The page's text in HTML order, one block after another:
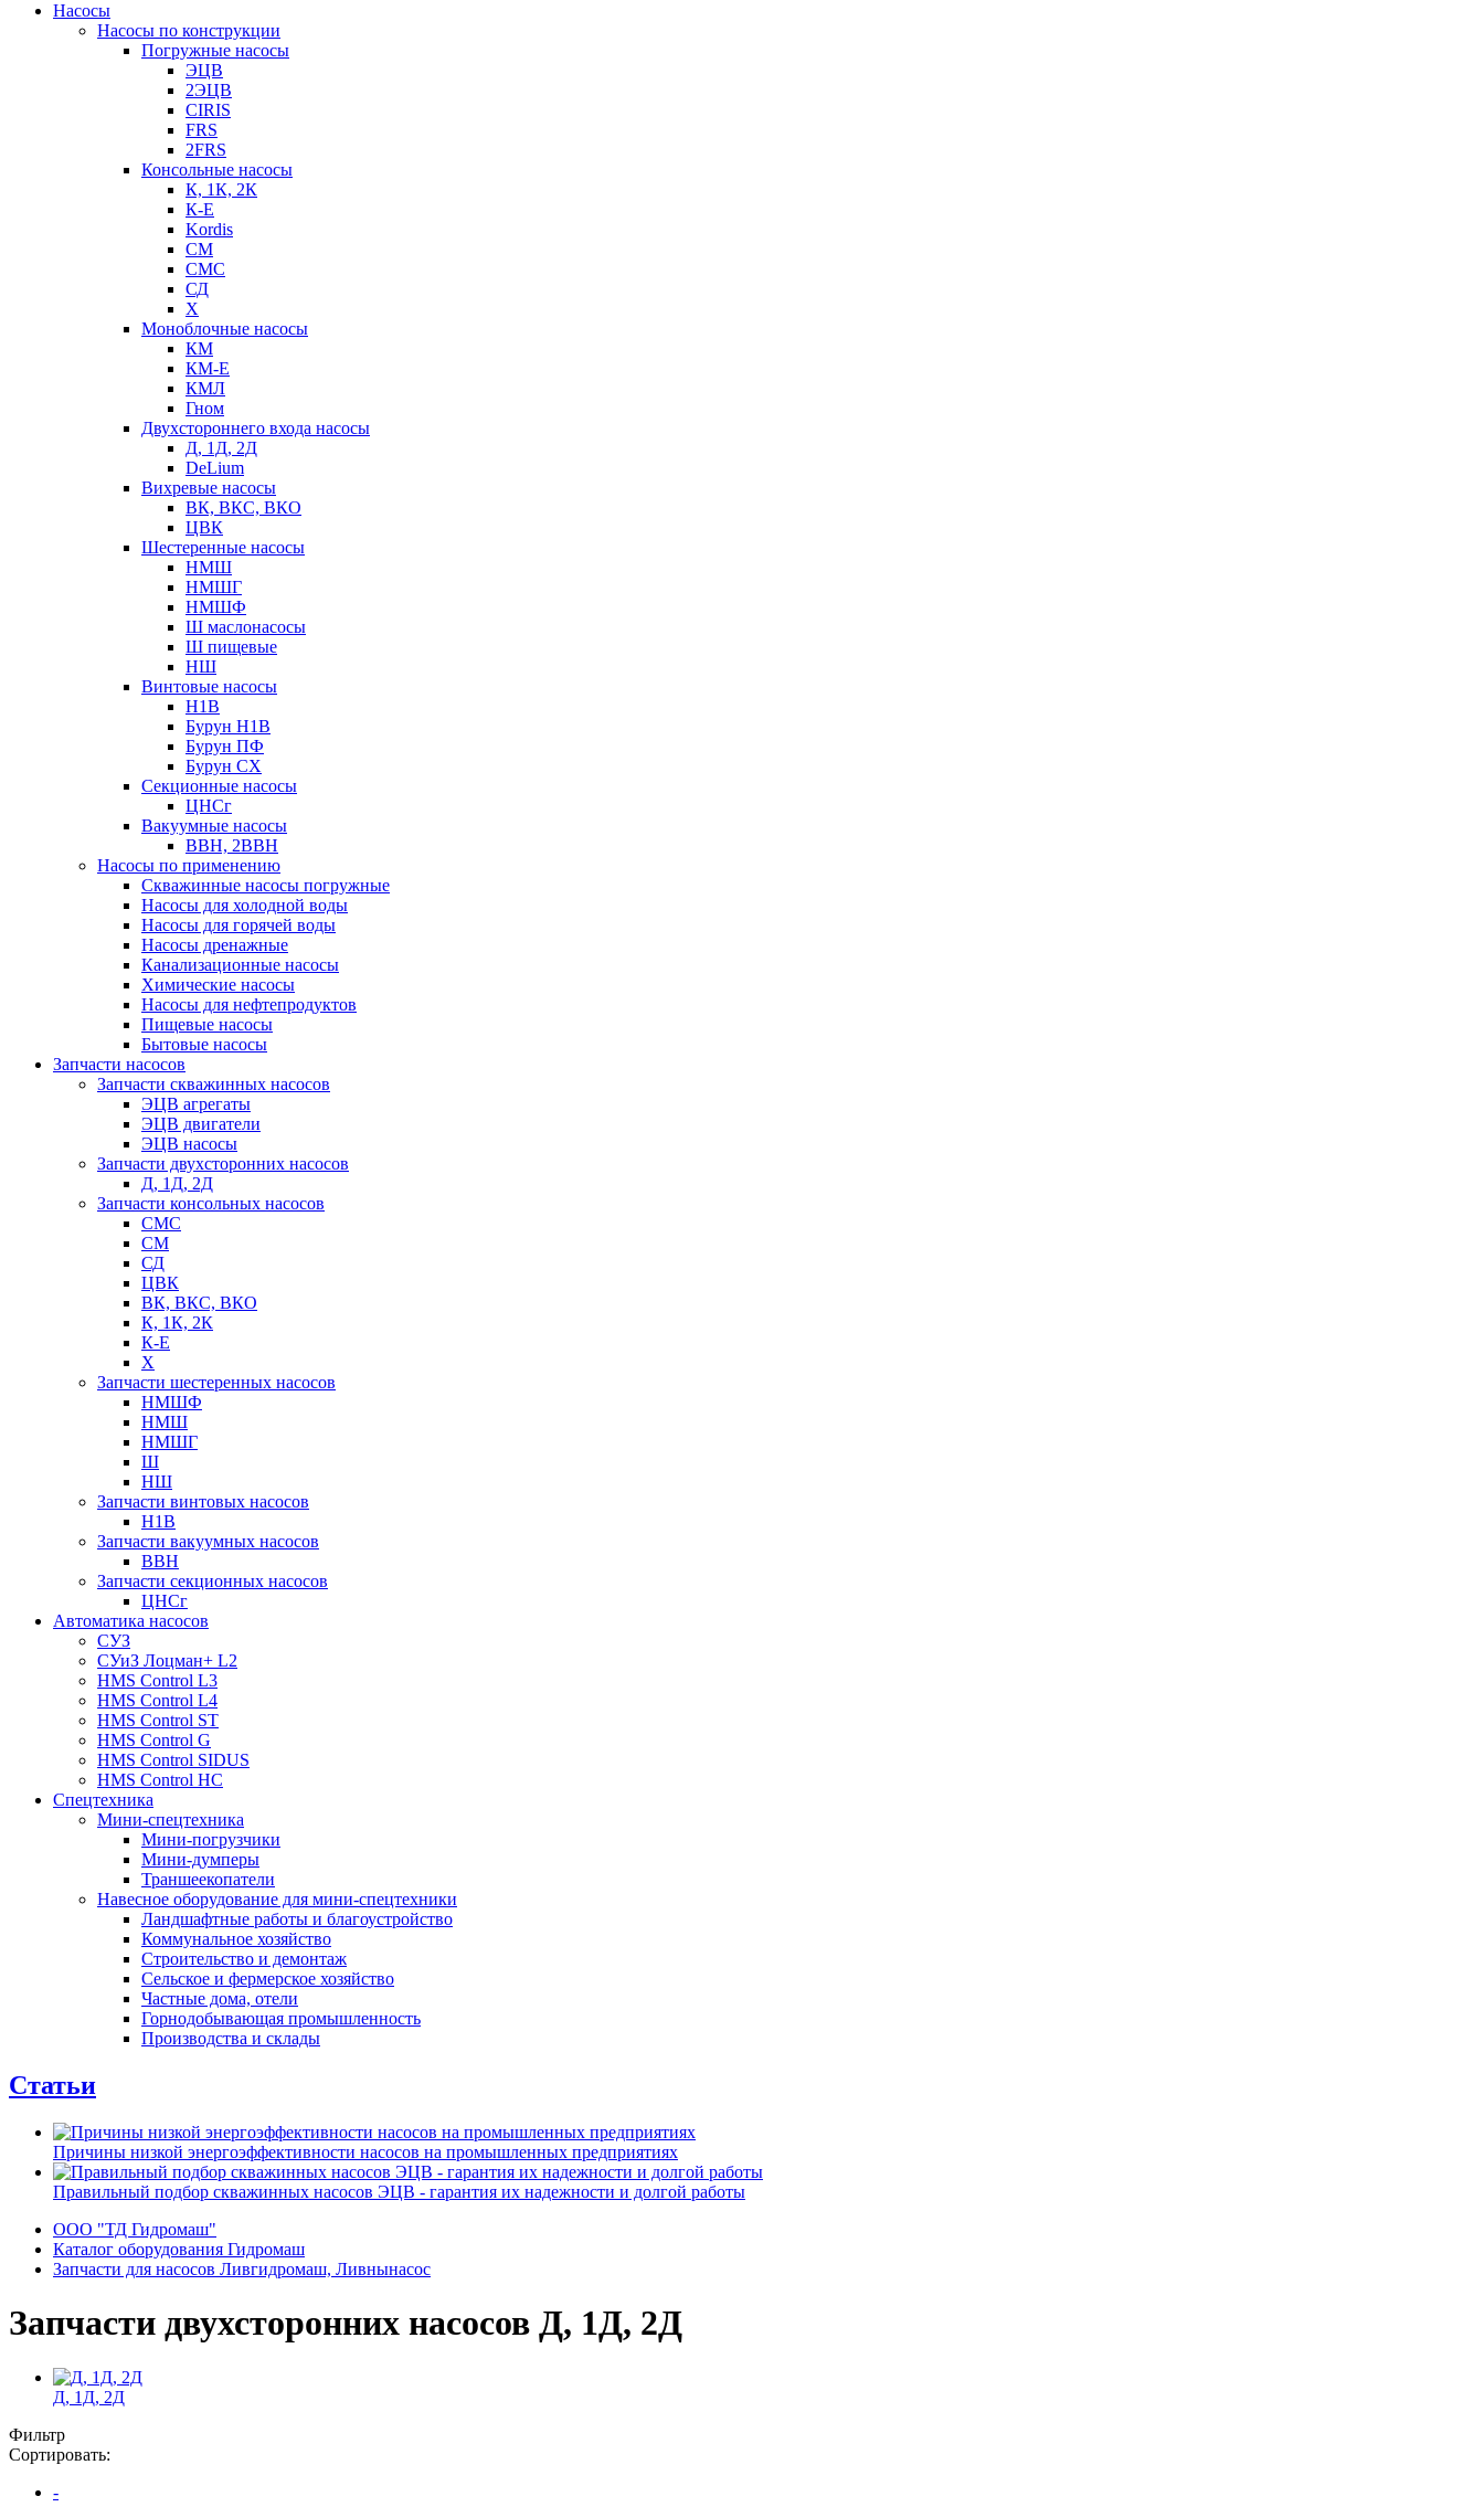
Насосы
Насосы по конструкции
Погружные насосы
ЭЦВ
2ЭЦВ
CIRIS
FRS
2FRS
Консольные насосы
К, 1К, 2К
К-Е
Kordis
СМ
СМС
СД
Х
Моноблочные насосы
КМ
КМ-Е
КМЛ
Гном
Двухстороннего входа насосы
Д, 1Д, 2Д
DeLium
Вихревые насосы
ВК, ВКС, ВКО
ЦВК
Шестеренные насосы
НМШ
НМШГ
НМШФ
Ш маслонасосы
Ш пищевые
НШ
Винтовые насосы
Н1В
Бурун Н1В
Бурун ПФ
Бурун СХ
Секционные насосы
ЦНСг
Вакуумные насосы
ВВН, 2ВВН
Насосы по применению
Скважинные насосы погружные
Насосы для холодной воды
Насосы для горячей воды
Насосы дренажные
Канализационные насосы
Химические насосы
Насосы для нефтепродуктов
Пищевые насосы
Бытовые насосы
Запчасти насосов
Запчасти скважинных насосов
ЭЦВ агрегаты
ЭЦВ двигатели
ЭЦВ насосы
Запчасти двухсторонних насосов
Д, 1Д, 2Д
Запчасти консольных насосов
СМС
СМ
СД
ЦВК
ВК, ВКС, ВКО
К, 1К, 2К
К-Е
Х
Запчасти шестеренных насосов
НМШФ
НМШ
НМШГ
Ш
НШ
Запчасти винтовых насосов
Н1В
Запчасти вакуумных насосов
ВВН
Запчасти секционных насосов
ЦНСг
Автоматика насосов
СУЗ
СУиЗ Лоцман+ L2
HMS Control L3
HMS Control L4
HMS Control ST
HMS Control G
HMS Control SIDUS
HMS Control HC
Спецтехника
Мини-спецтехника
Мини-погрузчики
Мини-думперы
Траншеекопатели
Навесное оборудование для мини-спецтехники
Ландшафтные работы и благоустройство
Коммунальное хозяйство
Строительство и демонтаж
Сельское и фермерское хозяйство
Частные дома, отели
Горнодобывающая промышленность
Производства и склады
Статьи
Причины низкой энергоэффективности насосов на промышленных предприятиях
Правильный подбор скважинных насосов ЭЦВ - гарантия их надежности и долгой работы
ООО "ТД Гидромаш"
Каталог оборудования Гидромаш
Запчасти для насосов Ливгидромаш, Ливнынасос
Запчасти двухсторонних насосов Д, 1Д, 2Д
Д, 1Д, 2Д
Фильтр
Сортировать:
-